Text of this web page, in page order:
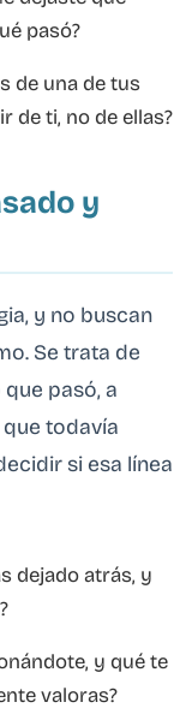
pasó?
de una de tus
de ti, no de ellas?
y
y no buscan
Se trata de
pasó, a
todavía
si esa línea
dejado atrás, y
y qué te
valoras?